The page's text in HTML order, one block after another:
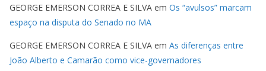
GEORGE EMERSON CORREA E SILVA em Os “avulsos” marcam
espaço na disputa do Senado no MA
GEORGE EMERSON CORREA E SILVA em As diferenças entre
João Alberto e Camarão como vice-governadores